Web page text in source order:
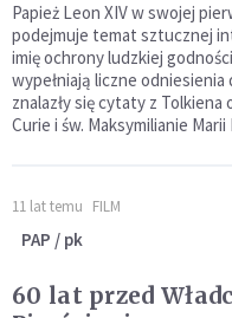
Papież Leon XIV w swojej
podejmuje temat sztucznej
imię ochrony ludzkiej
wypełniają liczne
znalazły się cytaty z Tolkiena
Curie i św. Maksymilianie Marii
11 lat temu FILM
PAP / pk
60 lat przed